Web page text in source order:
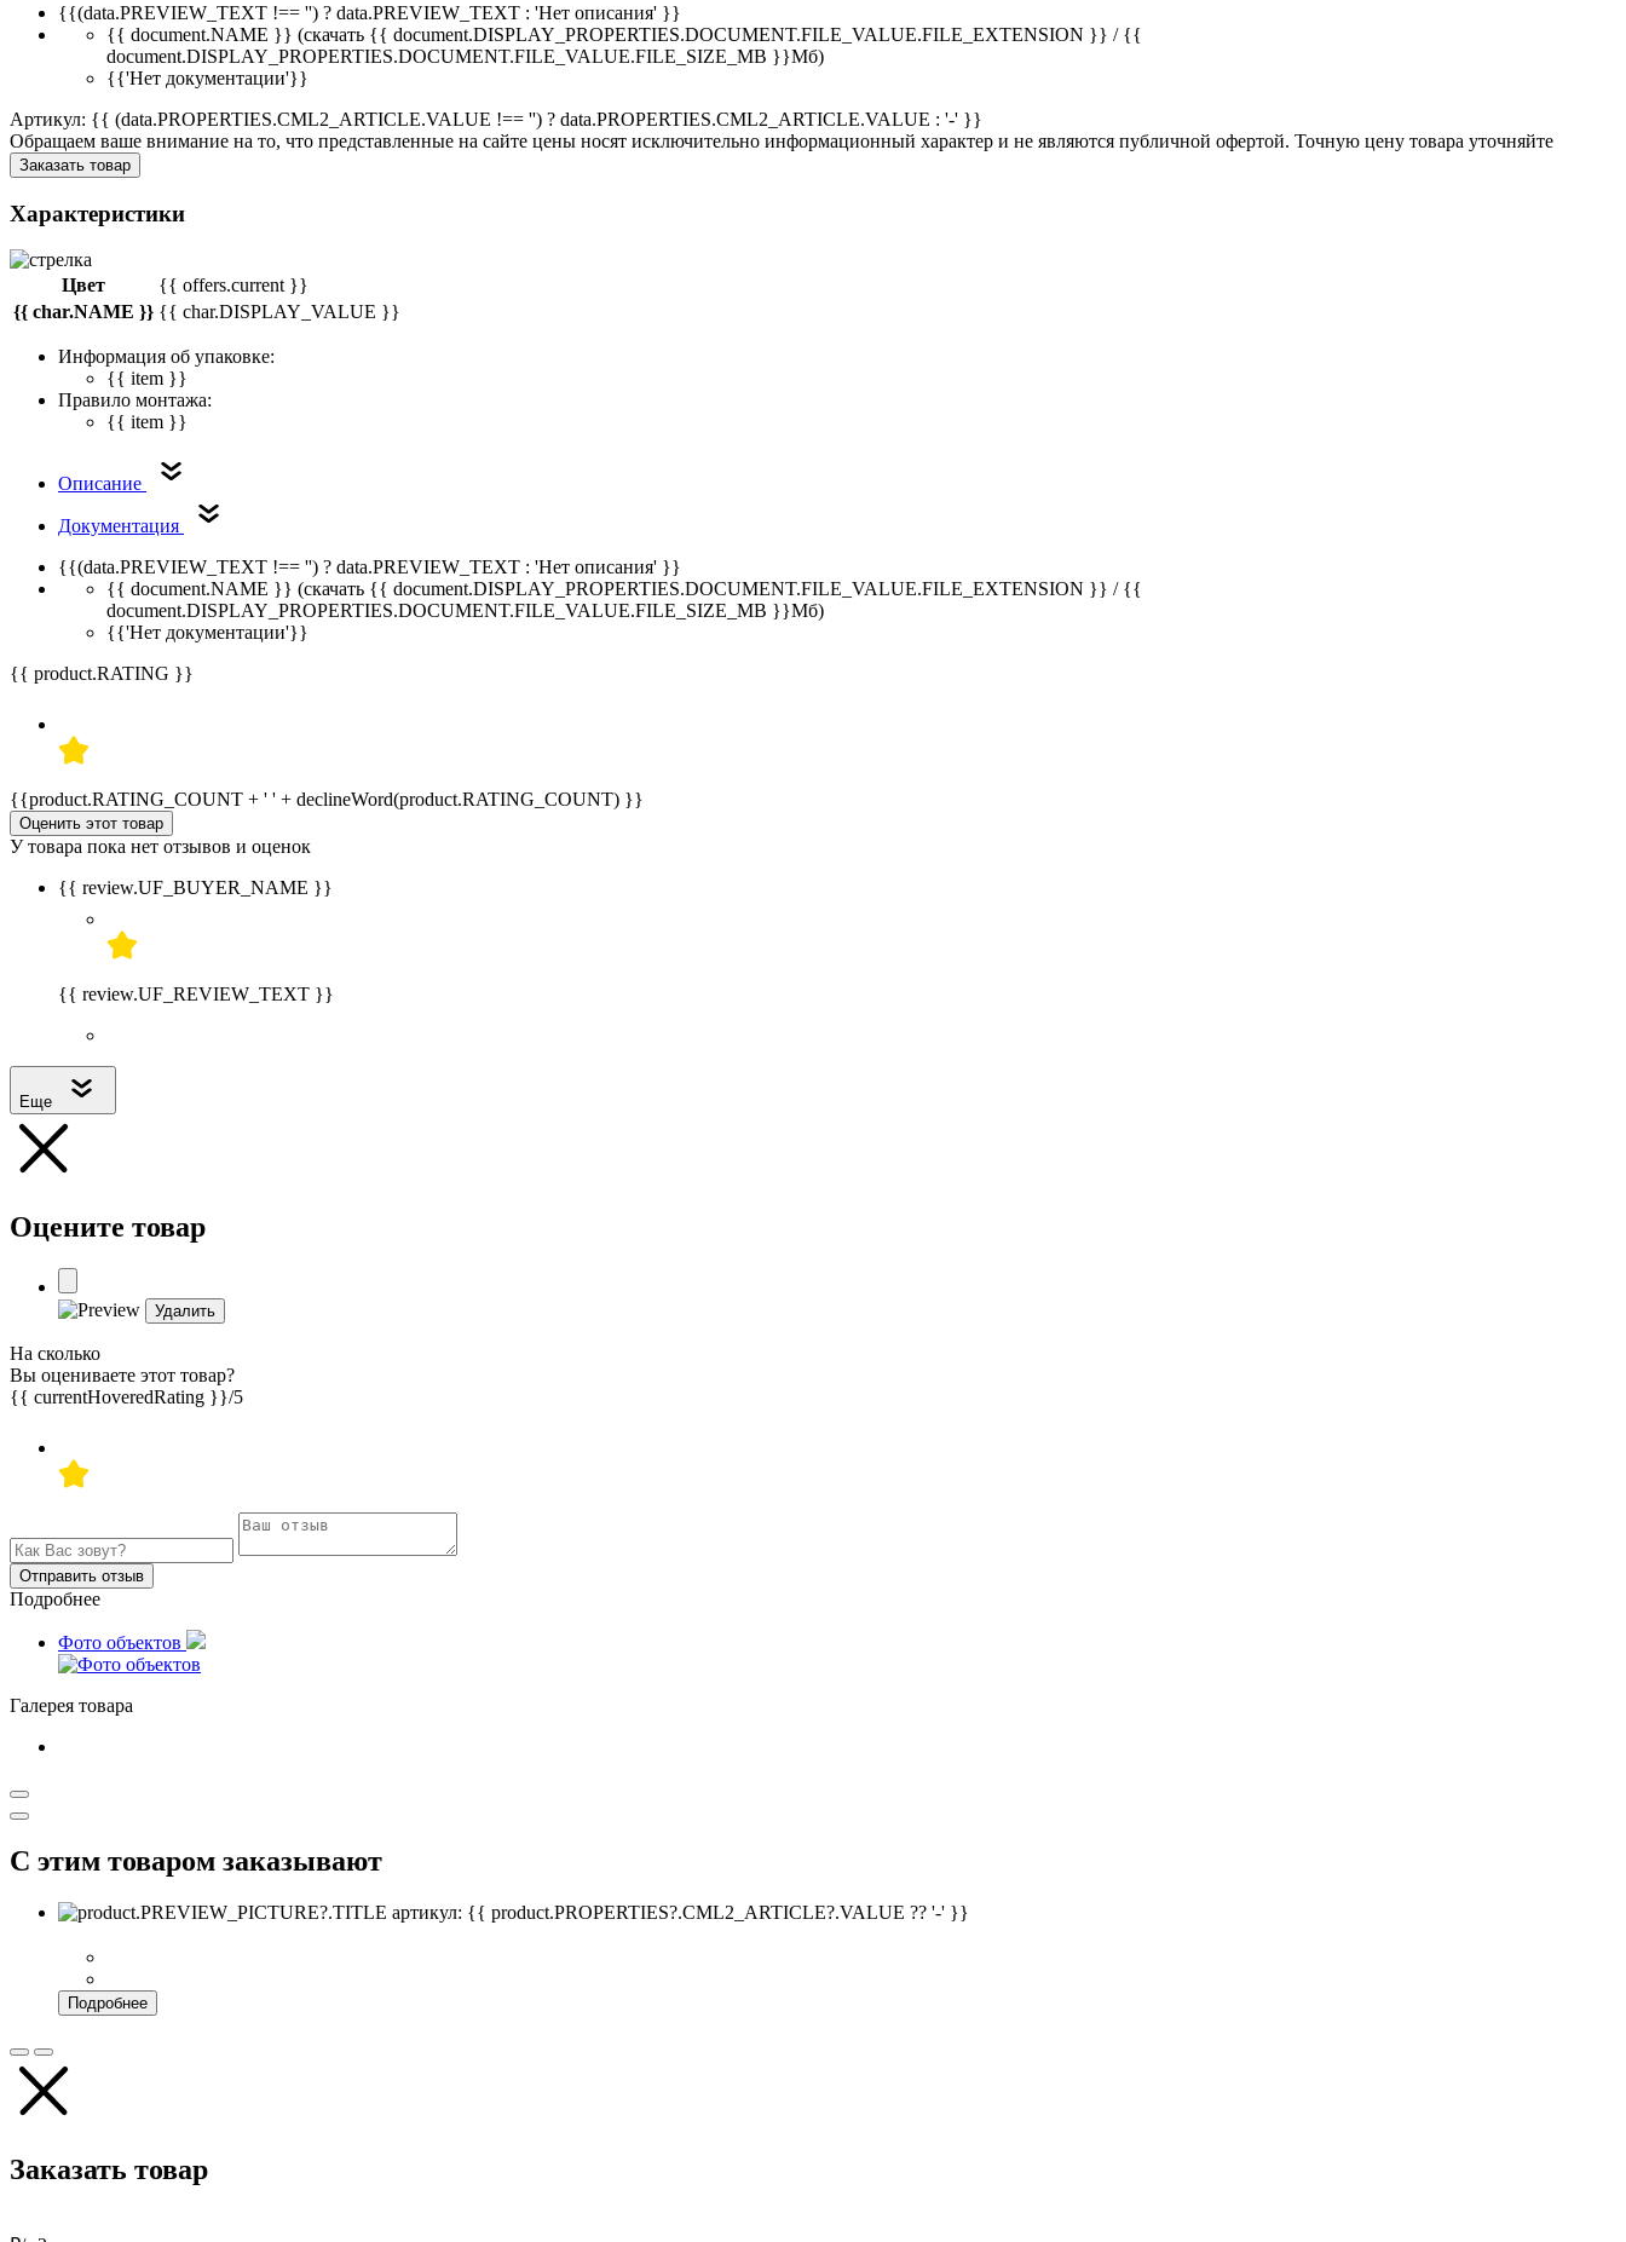
{{(data.PREVIEW_TEXT !== '') ? data.PREVIEW_TEXT : 'Нет описания' }}
{{ document.NAME }} (скачать {{ document.DISPLAY_PROPERTIES.DOCUMENT.FILE_VALUE.FILE_EXTENSION }} / {{
document.DISPLAY_PROPERTIES.DOCUMENT.FILE_VALUE.FILE_SIZE_MB }}Мб)
{{'Нет документации'}}
Артикул: {{ (data.PROPERTIES.CML2_ARTICLE.VALUE !== '') ? data.PROPERTIES.CML2_ARTICLE.VALUE : '-' }}
Обращаем ваше внимание на то, что представленные на сайте цены носят исключительно информационный характер и не являются публичной офертой. Точную цену товара уточняйте
Заказать товар
Характеристики
Цвет
{{ offers.current }}
{{ char.NAME }} {{ char.DISPLAY_VALUE }}
Информация об упаковке:
{{ item }}
Правило монтажа:
{{ item }}
Описание
Документация
{{(data.PREVIEW_TEXT !== '') ? data.PREVIEW_TEXT : 'Нет описания' }}
{{ document.NAME }} (скачать {{ document.DISPLAY_PROPERTIES.DOCUMENT.FILE_VALUE.FILE_EXTENSION }} / {{
document.DISPLAY_PROPERTIES.DOCUMENT.FILE_VALUE.FILE_SIZE_MB }}Мб)
{{'Нет документации'}}
{{ product.RATING }}
{{product.RATING_COUNT + ' ' + declineWord(product.RATING_COUNT) }}
Оценить этот товар
У товара пока нет отзывов и оценок
{{ review.UF_BUYER_NAME }}
{{ review.UF_REVIEW_TEXT }}
Еще
Оцените товар
Удалить
На сколько
Вы оцениваете этот товар?
{{ currentHoveredRating }}/5
Отправить отзыв
Подробнее
Фото объектов
Галерея товара
С этим товаром заказывают
артикул: {{ product.PROPERTIES?.CML2_ARTICLE?.VALUE ?? '-' }}
Подробнее
Заказать товар